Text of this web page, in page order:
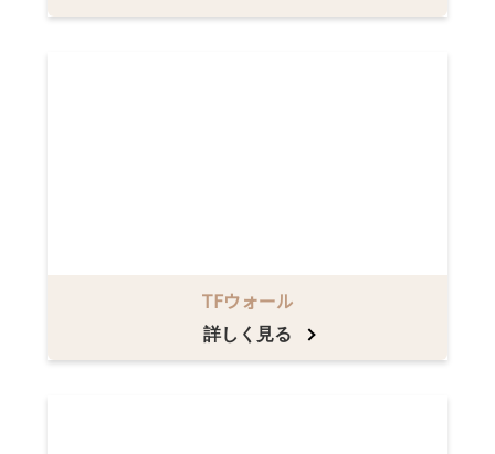
TFウォール
詳しく見る